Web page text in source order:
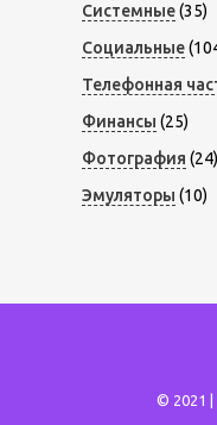
Системные(35)
Социальные
Телефонная
Финансы (25)
Фотография (24)
Эмуляторы (10)
© 2021